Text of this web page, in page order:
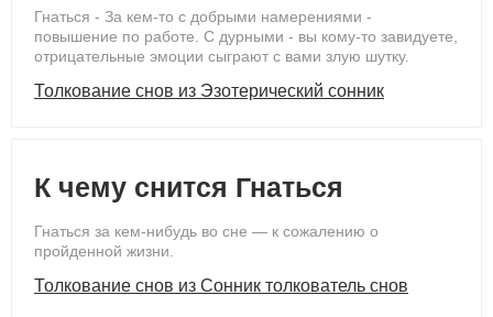
Гнаться - За кем-то с добрыми намерениями -
повышение по работе. С дурными - вы кому-то завидуете,
отрицательные эмоции сыграют с вами злую шутку.
Толкование снов из Эзотерический сонник
К чему снится Гнаться
Гнаться за кем-нибудь во сне — к сожалению о
пройденной жизни.
Толкование снов из Сонник толкователь снов